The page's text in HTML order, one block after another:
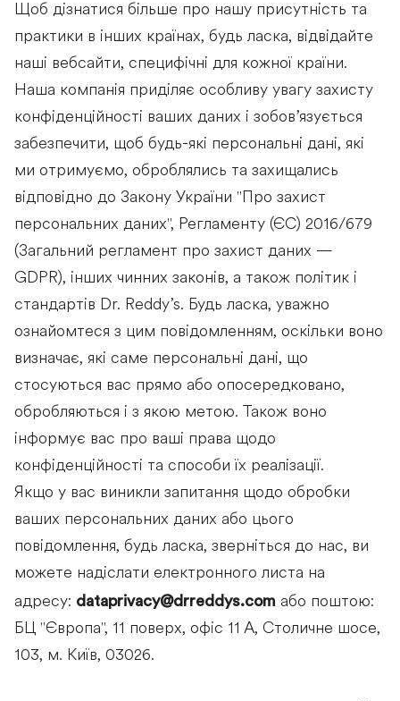
Щоб дізнатися більше про нашу присутність та
практики в інших країнах, будь ласка, відвідайте
наші вебсайти, специфічні для кожної країни.
Наша компанія приділяє особливу увагу захисту
конфіденційності ваших даних і зобов’язується
забезпечити, щоб будь-які персональні дані, які
ми отримуємо, оброблялись та захищались
відповідно до Закону України "Про захист
персональних даних", Регламенту (ЄС) 2016/679
(Загальний регламент про захист даних —
GDPR), інших чинних законів, а також політик і
стандартів Dr. Reddy’s. Будь ласка, уважно
ознайомтеся з цим повідомленням, оскільки воно
визначає, які саме персональні дані, що
стосуються вас прямо або опосередковано,
обробляються і з якою метою. Також воно
інформує вас про ваші права щодо
конфіденційності та способи їх реалізації.
Якщо у вас виникли запитання щодо обробки
ваших персональних даних або цього
повідомлення, будь ласка, зверніться до нас, ви
можете надіслати електронного листа на
адресу: dataprivacy@drreddys.com або поштою:
БЦ "Європа", 11 поверх, офіс 11 А, Столичне шосе,
103, м. Київ, 03026.